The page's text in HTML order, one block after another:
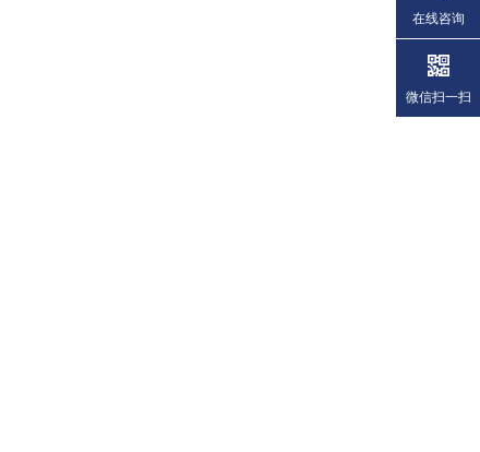
在线咨询
微信扫一扫